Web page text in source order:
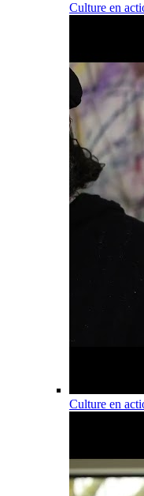
Culture en
Culture en